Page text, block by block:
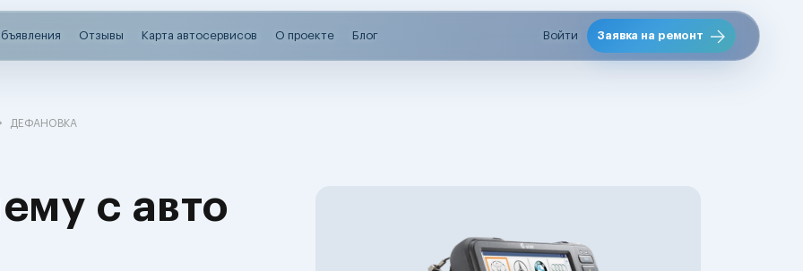
Отзывы Карта автосервисов О проекте Блог Войти Заявка на ремонт
ДЕФАНОВКА
с авто